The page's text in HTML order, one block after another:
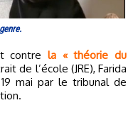
contre la « théorie du
de l’école (JRE), Farida
mai par le tribunal de